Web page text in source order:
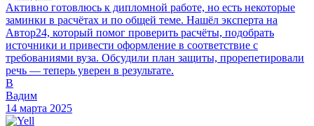
Активно готовлюсь к дипломной работе, но есть некоторые
заминки в расчётах и по общей теме. Нашёл эксперта на
Автор24, который помог проверить расчёты, подобрать
источники и привести оформление в соответствие с
требованиями вуза. Обсудили план защиты, прорепетировали
речь — теперь уверен в результате.
В
Вадим
14 марта 2025